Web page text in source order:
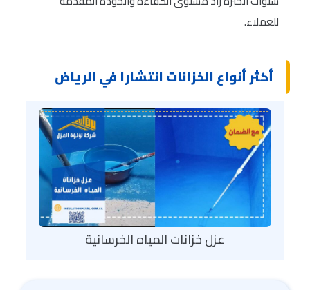
للعملاء.
أكثر أنواع الخزانات انتشارا في الرياض
عزل خزانات المياه الخرسانية